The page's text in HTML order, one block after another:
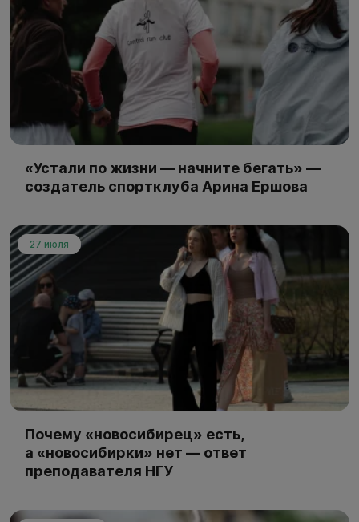
«Устали по жизни — начните бегать» —
создатель спортклуба Арина Ершова
27 июля
Почему «новосибирец» есть,
а «новосибирки» нет — ответ
преподавателя НГУ